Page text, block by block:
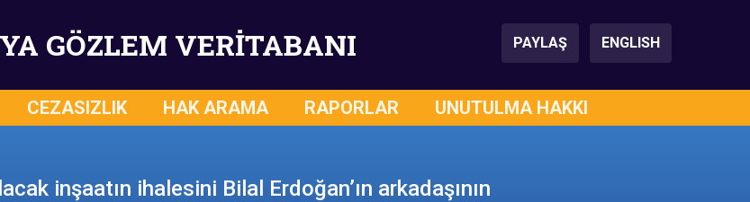
GÖZLEM VERİTABANI PAYLAŞ ENGLISH
CEZASIZLIK HAK ARAMA RAPORLAR UNUTULMA HAKKI
inşaatın ihalesini Bilal Erdoğan’ın arkadaşının